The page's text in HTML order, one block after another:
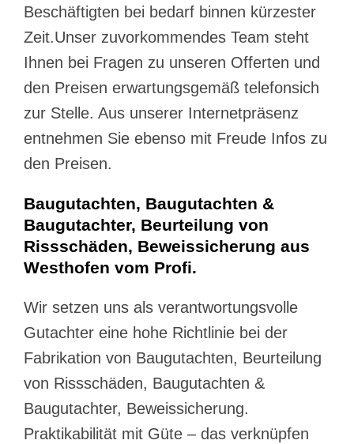
Beschäftigten bei bedarf binnen kürzester
Zeit.Unser zuvorkommendes Team steht
Ihnen bei Fragen zu unseren Offerten und
den Preisen erwartungsgemäß telefonsich
zur Stelle. Aus unserer Internetpräsenz
entnehmen Sie ebenso mit Freude Infos zu
den Preisen.
Baugutachten, Baugutachten &
Baugutachter, Beurteilung von
Rissschäden, Beweissicherung aus
Westhofen vom Profi.
Wir setzen uns als verantwortungsvolle
Gutachter eine hohe Richtlinie bei der
Fabrikation von Baugutachten, Beurteilung
von Rissschäden, Baugutachten &
Baugutachter, Beweissicherung.
Praktikabilität mit Güte – das verknüpfen